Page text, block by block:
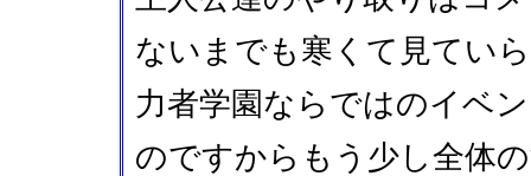
ないまでも寒くて見てい
力者学園ならではのイベ
のですからもう少し全体